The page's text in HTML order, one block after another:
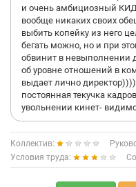
и очень амбициозный
вообще никаких своих
выбить копейку из него
бегать можно, но и при
обвинит в невыполнении
об уровне отношений в
выдает лично
постоянная текучка
увольнении кинет-
Коллектив:
Условия труда: